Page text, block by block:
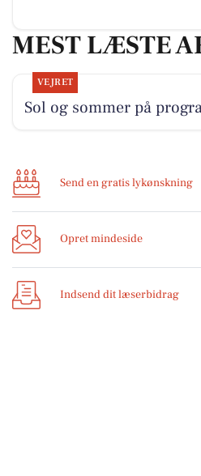
MEST LÆSTE
VEJRET
Sol og sommer på
Send en gratis lykønskning
Opret mindeside
Indsend dit læserbidrag